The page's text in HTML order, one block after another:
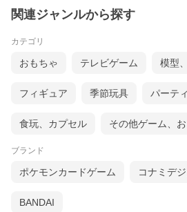
関連ジャンルから探す
カテゴリ
おもちゃ テレビゲーム 模型
フィギュア 季節玩具 パーテ
食玩、カプセル その他ゲーム、
ブランド
ポケモンカードゲーム コナミデ
BANDAI